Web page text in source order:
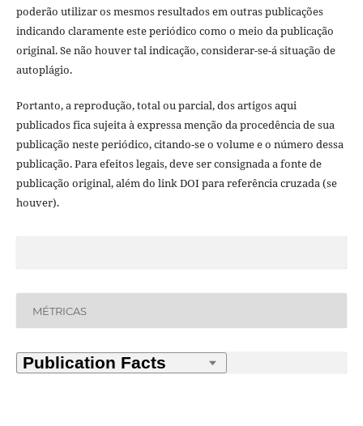
poderão utilizar os mesmos resultados em outras publicações
indicando claramente este periódico como o meio da publicação
original. Se não houver tal indicação, considerar-se-á situação de
autoplágio.
Portanto, a reprodução, total ou parcial, dos artigos aqui
publicados fica sujeita à expressa menção da procedência de sua
publicação neste periódico, citando-se o volume e o número dessa
publicação. Para efeitos legais, deve ser consignada a fonte de
publicação original, além do link DOI para referência cruzada (se
houver).
MÉTRICAS